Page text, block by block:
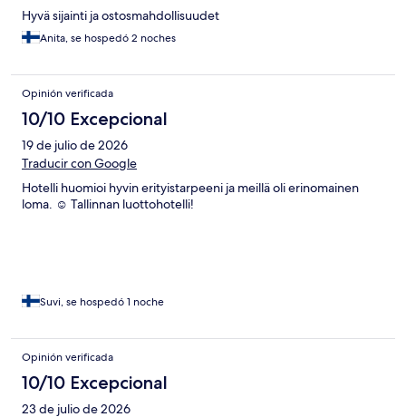
Hyvä sijainti ja ostosmahdollisuudet
Anita, se hospedó 2 noches
Opinión verificada
10/10 Excepcional
19 de julio de 2026
Traducir con Google
Hotelli huomioi hyvin erityistarpeeni ja meillä oli erinomainen
loma. ☺️ Tallinnan luottohotelli!
Suvi, se hospedó 1 noche
Opinión verificada
10/10 Excepcional
23 de julio de 2026